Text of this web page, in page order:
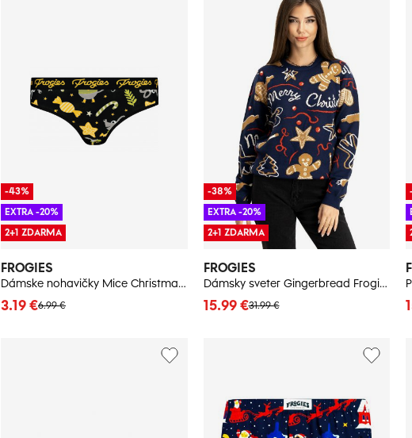
FROGIES
Dámske nohavičky Mice Christmas - Frogies
6.99 €
3.19 €
-43%
EXTRA -20%
2+1 ZDARMA
FROGIES
Dámsky sveter Gingerbread Frogies Christmas
31.99 €
15.99 €
-38%
EXTRA -20%
2+1 ZDARMA